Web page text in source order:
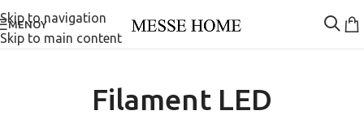
Skip to navigation
Skip to main content
ΜΕΝΟΎ
Filament LED